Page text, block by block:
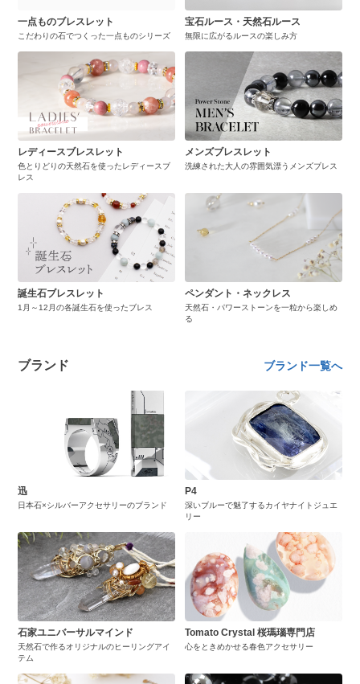
一点ものブレスレット
こだわりの石でつくった一点ものシリーズ
宝石ルース・天然石ルース
無限に広がるルースの楽しみ方
レディースブレスレット
色とりどりの天然石を使ったレディースブ
レス
メンズブレスレット
洗練された大人の雰囲気漂うメンズブレス
誕生石ブレスレット
1月～12月の各誕生石を使ったブレス
ペンダント・ネックレス
天然石・パワーストーンを一粒から楽しめ
る
ブランド ブランド一覧へ
迅
日本石×シルバーアクセサリーのブランド
P4
深いブルーで魅了するカイヤナイトジュエ
リー
石家ユニバーサルマインド
天然石で作るオリジナルのヒーリングアイ
テム
Tomato Crystal 桜瑪瑙専門店
心をときめかせる春色アクセサリー